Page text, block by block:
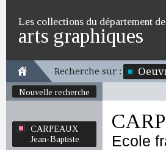
Les collections du département
arts graphiques
Recherche sur :
Nouvelle recherche
CARPEAUX
Jean-Baptiste
Ecole